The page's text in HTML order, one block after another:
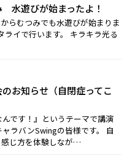
水遊びが始まったよ！
らむつみでも水遊びが始まりま
イで行います。 キラキラ光る
お知らせ（自閉症ってこ
です！』というテーマで講演
ラバンSwingの皆様です。 自
じ方を体験しなが…